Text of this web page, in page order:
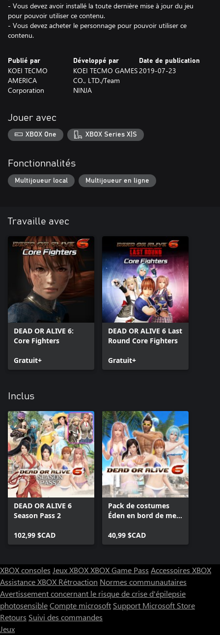
- Vous devez avoir installé la toute dernière mise à jour du jeu
pour pouvoir utiliser ce contenu.
- Vous devez acheter le personnage pour pouvoir utiliser ce
contenu.
Publié par
KOEI TECMO
AMERICA
Corporation
Développé par
KOEI TECMO GAMES
CO., LTD./Team
NINJA
Date de publication
2019-07-23
Jouer avec
XBOX One XBOX Series X|S
Fonctionnalités
Multijoueur local Multijoueur en ligne
Travaille avec
DEAD OR ALIVE 6:
Core Fighters
Gratuit+
DEAD OR ALIVE 6 Last
Round Core Fighters
Gratuit+
Inclus
DEAD OR ALIVE 6
Season Pass 2
102,99 $CAD
Pack de costumes
Éden en bord de mer
costumes)
40,99 $CAD
XBOX consoles Jeux XBOXXBOX Game Pass Accessoires XBOX
Assistance XBOX Rétroaction Normes communautaires
Avertissement concernant le risque de crise d'épilepsie
photosensibleCompte microsoft Support Microsoft Store
Retours Suivi des commandes
Jeux